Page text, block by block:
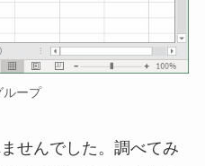
ループ
せんでした。調べてみ